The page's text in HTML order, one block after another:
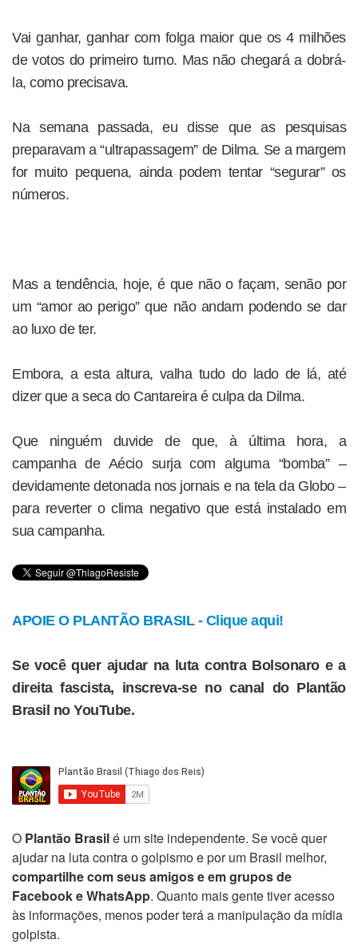
Vai ganhar, ganhar com folga maior que os 4 milhões
de votos do primeiro turno. Mas não chegará a dobrá-
la, como precisava.
Na semana passada, eu disse que as pesquisas
preparavam a “ultrapassagem” de Dilma. Se a margem
for muito pequena, ainda podem tentar “segurar” os
números.
Mas a tendência, hoje, é que não o façam, senão por
um “amor ao perigo” que não andam podendo se dar
ao luxo de ter.
Embora, a esta altura, valha tudo do lado de lá, até
dizer que a seca do Cantareira é culpa da Dilma.
Que ninguém duvide de que, à última hora, a
campanha de Aécio surja com alguma “bomba” –
devidamente detonada nos jornais e na tela da Globo –
para reverter o clima negativo que está instalado em
sua campanha.
APOIE O PLANTÃO BRASIL - Clique aqui!
Se você quer ajudar na luta contra Bolsonaro e a
direita fascista, inscreva-se no canal do Plantão
Brasil no YouTube.
O Plantão Brasilé um site independente. Se você quer
ajudar na luta contra o golpismo e por um Brasil melhor,
compartilhe com seus amigos e em grupos de
Facebook e WhatsApp. Quanto mais gente tiver acesso
às informações, menos poder terá a manipulação da mídia
golpista.